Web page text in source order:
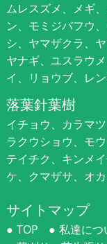
ムレスズメ、メギ
ン、モミジバフウ
シ、ヤマザクラ、
ヤナギ、ユスラウ
イ、リョウブ、レ
落葉針葉樹
イチョウ、カラマ
ラクウショウ、モ
テイチク、キンメ
ケ、クマザサ、オ
サイトマップ
TOP 私達につ